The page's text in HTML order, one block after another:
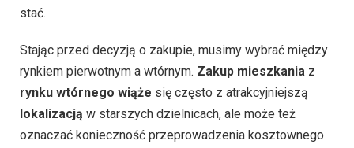
stać.
Stając przed decyzją o zakupie, musimy wybrać między
rynkiem pierwotnym a wtórnym. Zakup mieszkania z
rynku wtórnego wiąże się często z atrakcyjniejszą
lokalizacją w starszych dzielnicach, ale może też
oznaczać konieczność przeprowadzenia kosztownego